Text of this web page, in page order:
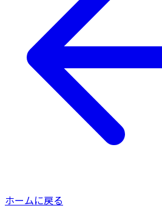
ホームに戻る